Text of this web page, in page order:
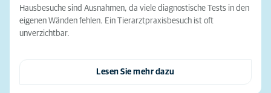
Hausbesuche sind Ausnahmen, da viele diagnostische Tests in den
eigenen Wänden fehlen. Ein Tierarztpraxisbesuch ist oft
unverzichtbar.
Lesen Sie mehr dazu